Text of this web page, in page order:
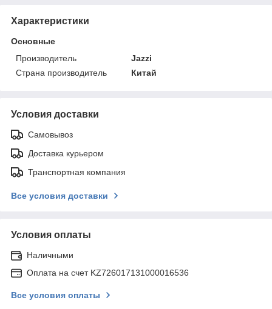
Характеристики
Основные
Производитель
Jazzi
Страна производитель
Китай
Условия доставки
Самовывоз
Доставка курьером
Транспортная компания
Все условия доставки
Условия оплаты
Наличными
Оплата на счет KZ726017131000016536
Все условия оплаты